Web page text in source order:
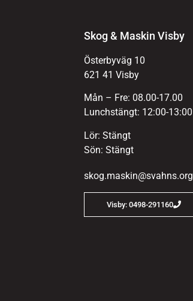
Skog & Maskin Visby
Österbyväg 10
621 41 Visby
Mån – Fre: 08.00-17.00
Lunchstängt: 12:00-13:00
Lör: Stängt
Sön: Stängt
skog.maskin@svahns.org
Visby: 0498-291160